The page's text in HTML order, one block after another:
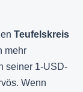
Teufelskreis
mehr
seiner 1-USD-
Wenn